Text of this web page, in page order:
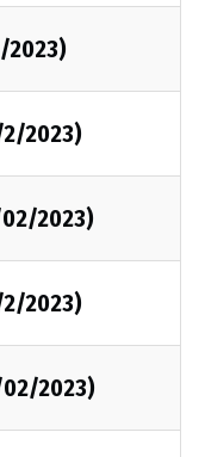
2023)
2023)
2023)
2023)
2023)